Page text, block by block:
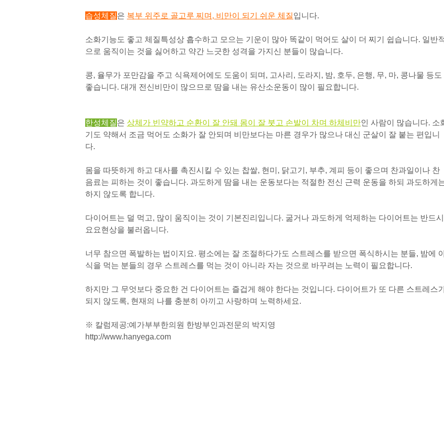
습성체질은 복부 위주로 골고루 찌며, 비만이 되기 쉬운 체질입니다.
소화기능도 좋고 체질특성상 흡수하고 모으는 기운이 많아 똑같이 먹어도 살이 더 찌기 쉽습니다. 일반
으로 움직이는 것을 싫어하고 약간 느긋한 성격을 가지신 분들이 많습니다.
콩, 율무가 포만감을 주고 식욕제어에도 도움이 되며, 고사리, 도라지, 밤, 호두, 은행, 무, 마, 콩나물 등도
좋습니다. 대개 전신비만이 많으므로 땀을 내는 유산소운동이 많이 필요합니다.
한성체질은 상체가 빈약하고 순환이 잘 안돼 몸이 잘 붓고 손발이 차며 하체비만인 사람이 많습니다. 소
기도 약해서 조금 먹어도 소화가 잘 안되며 비만보다는 마른 경우가 많으나 대신 군살이 잘 붙는 편입니
다.
몸을 따뜻하게 하고 대사를 촉진시킬 수 있는 찹쌀, 현미, 닭고기, 부추, 계피 등이 좋으며 찬과일이나 찬
음료는 피하는 것이 좋습니다. 과도하게 땀을 내는 운동보다는 적절한 전신 근력 운동을 하되 과도하게
하지 않도록 합니다.
다이어트는 덜 먹고, 많이 움직이는 것이 기본진리입니다. 굶거나 과도하게 억제하는 다이어트는 반드시
요요현상을 불러옵니다.
너무 참으면 폭발하는 법이지요. 평소에는 잘 조절하다가도 스트레스를 받으면 폭식하시는 분들, 밤에
식을 먹는 분들의 경우 스트레스를 먹는 것이 아니라 자는 것으로 바꾸려는 노력이 필요합니다.
하지만 그 무엇보다 중요한 건 다이어트는 즐겁게 해야 한다는 것입니다. 다이어트가 또 다른 스트레스
되지 않도록, 현재의 나를 충분히 아끼고 사랑하며 노력하세요.
※ 칼럼제공:예가부부한의원 한방부인과전문의 박지영
http://www.hanyega.com